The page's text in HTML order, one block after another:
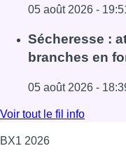
05 août 2026 -
Lire l'article Le
Sécheresse :
branches en
05 août 2026 -
Lire l'article
Voir tout le fil info
BX1 2026